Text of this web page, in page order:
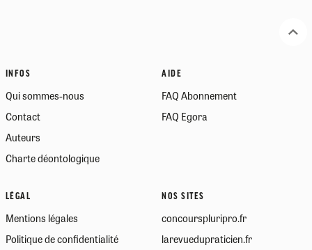
INFOS
Qui sommes-nous
Contact
Auteurs
Charte déontologique
AIDE
FAQ Abonnement
FAQ Egora
LÉGAL
Mentions légales
Politique de confidentialité
NOS SITES
concourspluripro.fr
larevuedupraticien.fr